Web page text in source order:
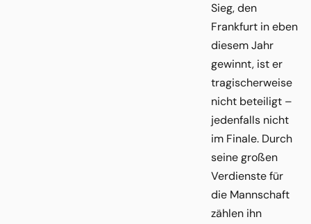
Sieg, den
Frankfurt in eben
diesem Jahr
gewinnt, ist er
tragischerweise
nicht beteiligt –
jedenfalls nicht
im Finale. Durch
seine großen
Verdienste für
die Mannschaft
zählen ihn